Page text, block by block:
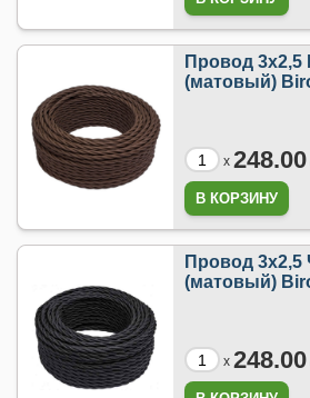
Провод
(матовый)
x 248.00
Провод
(матовый)
x 248.00